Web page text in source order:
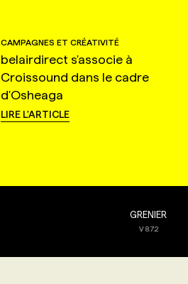
CAMPAGNES ET CRÉATIVITÉ
belairdirect s'associe à
Croissound dans le cadre
d'Osheaga
LIRE L'ARTICLE
GRENIER
V8.7.2